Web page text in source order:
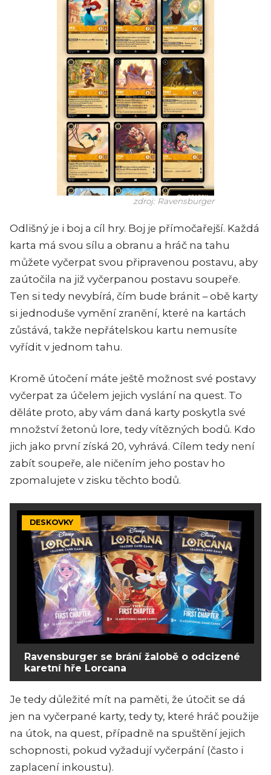
zdroj: Ravensburger
Odlišný je i boj a cíl hry. Boj je přímočařejší. Každá
karta má svou sílu a obranu a hráč na tahu
můžete vyčerpat svou připravenou postavu, aby
zaútočila na již vyčerpanou postavu soupeře.
Ten si tedy nevybírá, čím bude bránit – obě karty
si jednoduše vymění zranění, které na kartách
zůstává, takže nepřátelskou kartu nemusíte
vyřídit v jednom tahu.
Kromě útočení máte ještě možnost své postavy
vyčerpat za účelem jejich vyslání na quest. To
děláte proto, aby vám daná karty poskytla své
množství žetonů lore, tedy vítězných bodů. Kdo
jich jako první získá 20, vyhrává. Cílem tedy není
zabít soupeře, ale ničením jeho postav ho
zpomalujete v zisku těchto bodů.
DESKOVKY
Ravensburger se brání žalobě o odcizené
karetní hře Lorcana
Je tedy důležité mít na paměti, že útočit se dá
jen na vyčerpané karty, tedy ty, které hráč použije
na útok, na quest, případně na spuštění jejich
schopnosti, pokud vyžadují vyčerpání (často i
zaplacení inkoustu).